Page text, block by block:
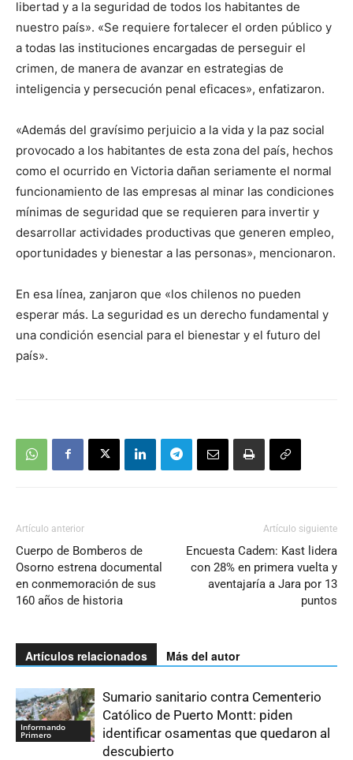
libertad y a la seguridad de todos los habitantes de
nuestro país». «Se requiere fortalecer el orden público y
a todas las instituciones encargadas de perseguir el
crimen, de manera de avanzar en estrategias de
inteligencia y persecución penal eficaces», enfatizaron.
«Además del gravísimo perjuicio a la vida y la paz social
provocado a los habitantes de esta zona del país, hechos
como el ocurrido en Victoria dañan seriamente el normal
funcionamiento de las empresas al minar las condiciones
mínimas de seguridad que se requieren para invertir y
desarrollar actividades productivas que generen empleo,
oportunidades y bienestar a las personas», mencionaron.
En esa línea, zanjaron que «los chilenos no pueden
esperar más. La seguridad es un derecho fundamental y
una condición esencial para el bienestar y el futuro del
país».
Artículo anterior
Cuerpo de Bomberos de
Osorno estrena documental
en conmemoración de sus
160 años de historia
Artículo siguiente
Encuesta Cadem: Kast lidera
con 28% en primera vuelta y
aventajaría a Jara por 13
puntos
Artículos relacionados Más del autor
Informando
Primero
Sumario sanitario contra Cementerio
Católico de Puerto Montt: piden
identificar osamentas que quedaron al
descubierto